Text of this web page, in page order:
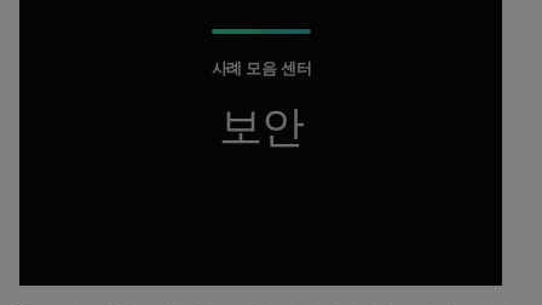
사례 모음 센터
보안